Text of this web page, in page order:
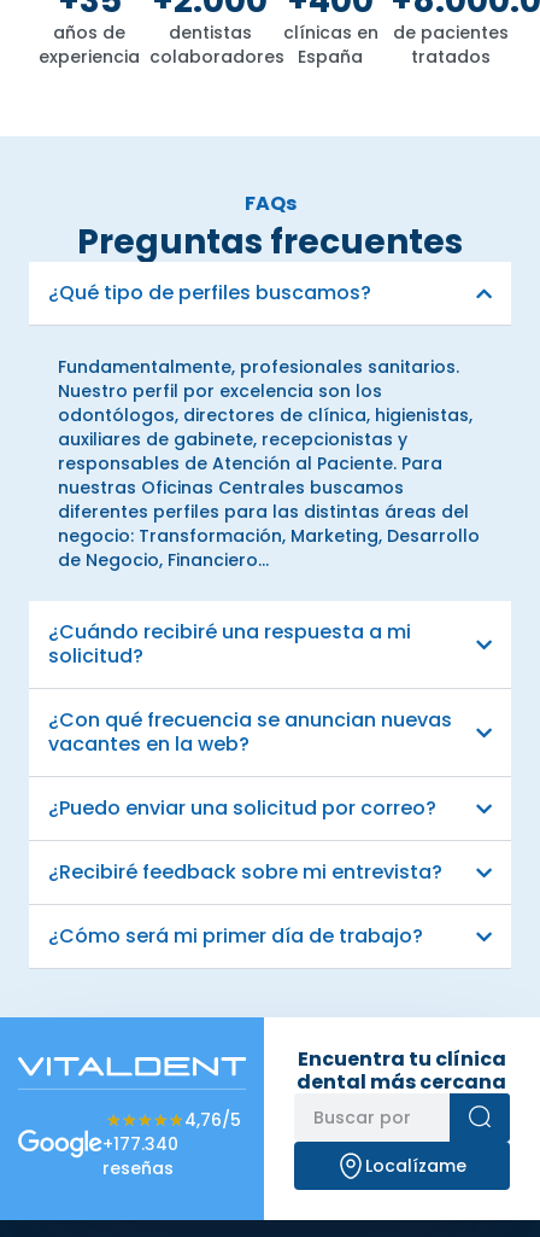
años de
experiencia
dentistas
colaboradores
clínicas en
España
de pacientes
tratados
FAQs
Preguntas frecuentes
¿Qué tipo de perfiles buscamos?
Fundamentalmente, profesionales sanitarios.
Nuestro perfil por excelencia son los
odontólogos, directores de clínica, higienistas,
auxiliares de gabinete, recepcionistas y
responsables de Atención al Paciente. Para
nuestras Oficinas Centrales buscamos
diferentes perfiles para las distintas áreas del
negocio: Transformación, Marketing, Desarrollo
de Negocio, Financiero...
¿Cuándo recibiré una respuesta a mi
solicitud?
¿Con qué frecuencia se anuncian nuevas
vacantes en la web?
¿Puedo enviar una solicitud por correo?
¿Recibiré feedback sobre mi entrevista?
¿Cómo será mi primer día de trabajo?
★★★★★
★★★★★4,76/5
+177.340
reseñas
Encuentra tu clínica
dental más cercana
Localízame